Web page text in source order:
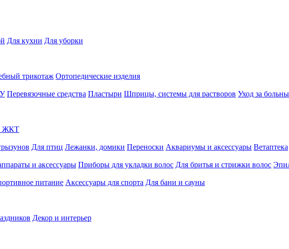
Для кухни Для уборки
трикотаж Ортопедические изделия
Перевязочные средства Пластыри Шприцы, системы для растворов Уход за
ЖКТ
Для птиц Лежанки, домики Переноски Аквариумы и аксессуары Ветаптека
и аксессуары Приборы для укладки волос Для бритья и стрижки волос
питание Аксессуары для спорта Для бани и сауны
Декор и интерьер